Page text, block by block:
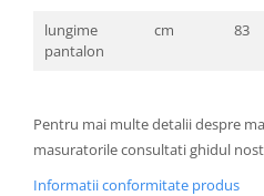
lungime
pantalon
cm 83
Pentru mai multe detalii despre
masuratorile consultati ghidul
Informatii conformitate produs